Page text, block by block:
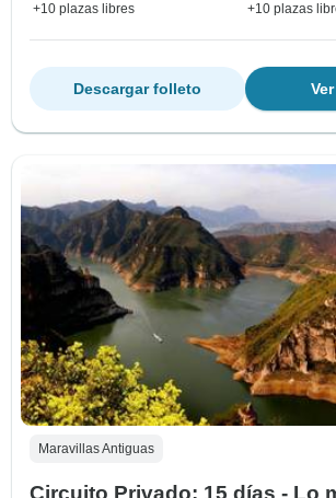
+10 plazas libres +10 plazas
Descargar folleto
Maravillas Antiguas